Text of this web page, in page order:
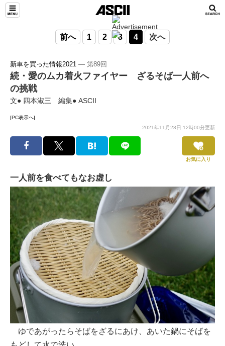
前へ 1 2 3 4 次へ
新車を買った情報2021 ― 第89回
続・愛のムカ着火ファイヤー ざるそば一人前へ
の挑戦
文● 四本淑三 編集● ASCII
[PC表示へ]
2021年11月28日 12時00分更新
お気に入り
一人前を食べてもなお虚し
ゆであがったらそばをざるにあけ、あいた鍋にそばを